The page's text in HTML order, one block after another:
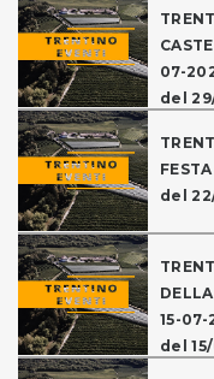
07-
del
del
15-07-
del